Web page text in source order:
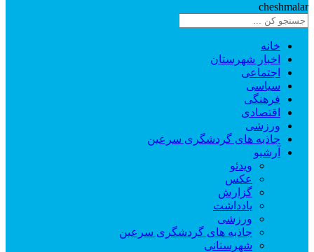
cheshmalar
خانه
اخبار شهرستان
اجتماعی
سیاسی
فرهنگی
اقتصادی
ورزشی
جاذبه های گردشگری سرعین
آرشیو
ویدئو
عکس
گزارش
یادداشت
ورزشی
جاذبه های گردشگری سرعین
شهرستانی